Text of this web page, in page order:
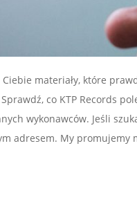
materiały, które
co KTP Records
wykonawców. Jeśli
adresem. My promujemy